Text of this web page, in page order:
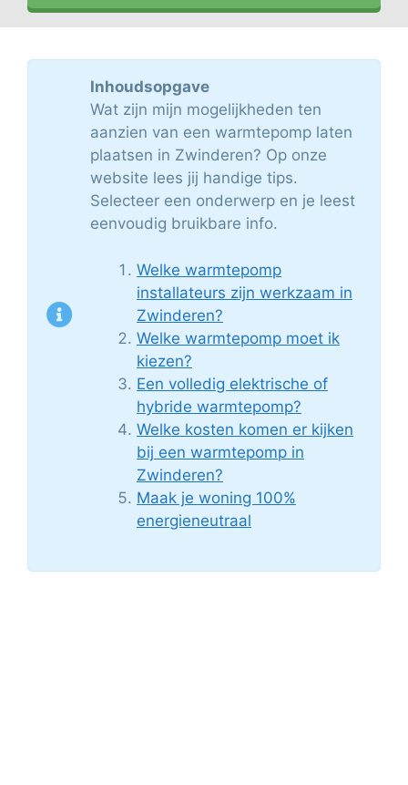
Inhoudsopgave
Wat zijn mijn mogelijkheden ten
aanzien van een warmtepomp laten
plaatsen in Zwinderen? Op onze
website lees jij handige tips.
Selecteer een onderwerp en je leest
eenvoudig bruikbare info.
Welke warmtepomp
installateurs zijn werkzaam in
Zwinderen?
Welke warmtepomp moet ik
kiezen?
Een volledig elektrische of
hybride warmtepomp?
Welke kosten komen er kijken
bij een warmtepomp in
Zwinderen?
Maak je woning 100%
energieneutraal